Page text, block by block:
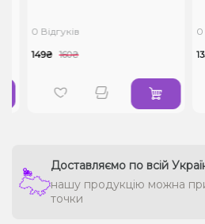
0 Відгуків
149₴ 160₴
0
Доставляємо по всій
нашу продукцію можна
точки